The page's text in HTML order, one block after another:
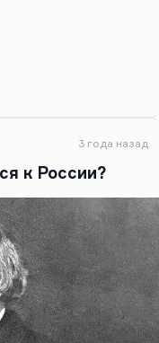
Это выбор
3 года назад
к России?